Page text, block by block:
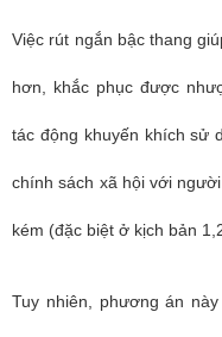
Việc rút ngắn bậc thang
hơn, khắc phục được
tác động khuyến khích sử
chính sách xã hội với
kém (đặc biệt ở kịch bản
Tuy nhiên, phương án